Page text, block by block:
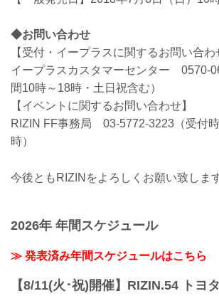
◆お問い合わせ
【受付・イープラスに関するお問い合わ
イープラスカスタマーセンター 0570-
間10時～18時・土日祝含む）
【イベントに関するお問い合わせ】
RIZIN FF事務局 03-5772-3223（受付
時）
今後ともRIZINをよろしくお願い致します
2026年 年間スケジュール
≫ 発表済み年間スケジュールはこちら
【8/11(火･祝)開催】RIZIN.54 トヨ